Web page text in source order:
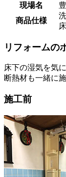
現場名
商品仕様
リフォームの
床下の湿気を気
断熱材も一緒に
施工前